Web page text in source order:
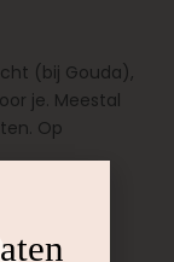
(bij Gouda),
je. Meestal
Op